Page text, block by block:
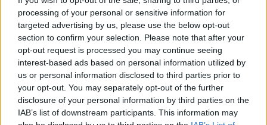
processing of your personal or sensitive information for
targeted advertising by us, please use the below opt-out
section to confirm your selection. Please note that after your
opt-out request is processed you may continue seeing
interest-based ads based on personal information utilized by
us or personal information disclosed to third parties prior to
your opt-out. You may separately opt-out of the further
disclosure of your personal information by third parties on the
IAB’s list of downstream participants. This information may
szczęścia i na dłuższą metę nie dałaby go ani
Księciu, ani Róży, która chcąc nie chcąc nie
czułaby nigdy prawdziwej satysfakcji.
Relacja dwojga ludzi to zawsze wypadkowa
dwojga charakterów, temperamentów,
przyzwyczajeń i postaw. Niekiedy trudno jest się
do siebie nawzajem dopasować, lecz jeśli obie